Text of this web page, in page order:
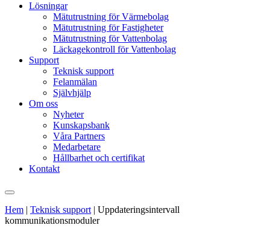
Lösningar
Mätutrustning för Värmebolag
Mätutrustning för Fastigheter
Mätutrustning för Vattenbolag
Läckagekontroll för Vattenbolag
Support
Teknisk support
Felanmälan
Självhjälp
Om oss
Nyheter
Kunskapsbank
Våra Partners
Medarbetare
Hållbarhet och certifikat
Kontakt
Hem | Teknisk support | Uppdateringsintervall
kommunikationsmoduler